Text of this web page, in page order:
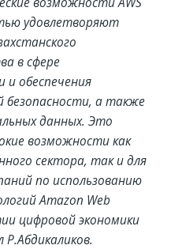
удовлетворяют
в сфере
обеспечения
безопасности, а также
данных. Это
возможности как
сектора, так и для
по использованию
Amazon Web
цифровой экономики
Р.Абдикаликов.